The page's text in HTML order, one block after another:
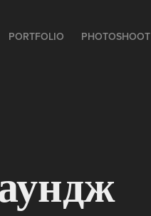
PORTFOLIO PHOTOSHOOT